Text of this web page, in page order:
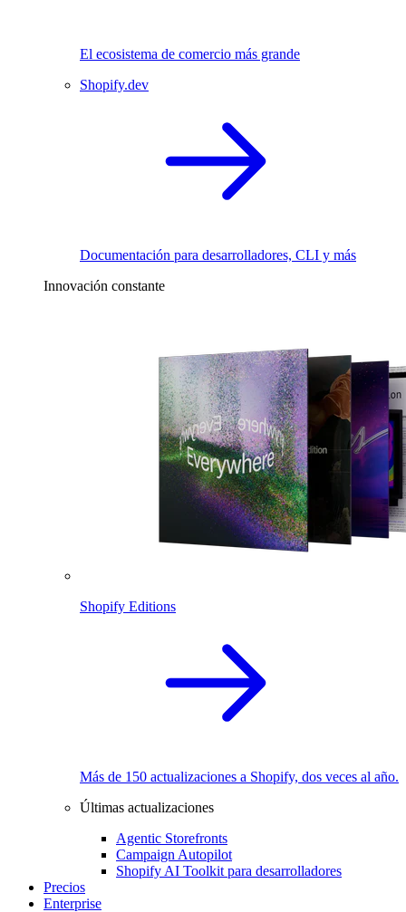
El ecosistema de comercio más grande
Shopify.dev
Documentación para desarrolladores, CLI y más
Innovación constante
Shopify Editions
Más de 150 actualizaciones a Shopify, dos veces al año.
Últimas actualizaciones
Agentic Storefronts
Campaign Autopilot
Shopify AI Toolkit para desarrolladores
Precios
Enterprise